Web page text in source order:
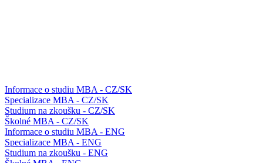
Informace o studiu MBA - CZ/SK
Specializace MBA - CZ/SK
Studium na zkoušku - CZ/SK
Školné MBA - CZ/SK
Informace o studiu MBA - ENG
Specializace MBA - ENG
Studium na zkoušku - ENG